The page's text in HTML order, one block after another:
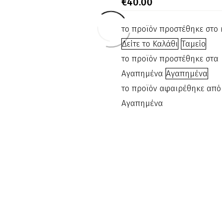
003161
700002
το προϊόν προστέθηκε στο
Δείτε το Καλάθι Ταμείο
το προϊόν προστέθηκε στα
Αγαπημένα Αγαπημένα
το προϊόν αφαιρέθηκε
Αγαπημένα
Μπέρτα
μαγνητική
330900
Μη Διαθέσιμο